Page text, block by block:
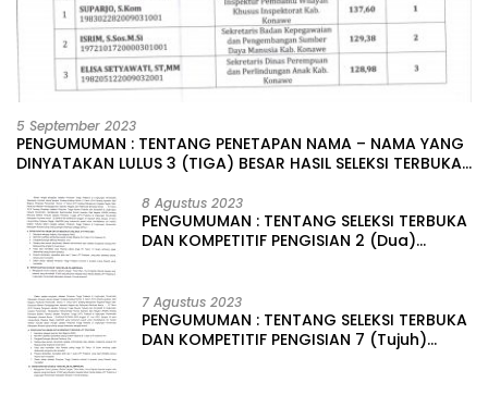
5 September 2023
PENGUMUMAN : TENTANG PENETAPAN NAMA – NAMA YANG
DINYATAKAN LULUS 3 (TIGA) BESAR HASIL SELEKSI TERBUKA
LINGKUNGAN PEMERINTAH DAERAH KABUPATEN KONAWE
8 Agustus 2023
PENGUMUMAN : TENTANG SELEKSI TERBUKA
DAN KOMPETITIF PENGISIAN 2 (Dua)
KABUPATEN KONAWE
7 Agustus 2023
PENGUMUMAN : TENTANG SELEKSI TERBUKA
DAN KOMPETITIF PENGISIAN 7 (Tujuh)